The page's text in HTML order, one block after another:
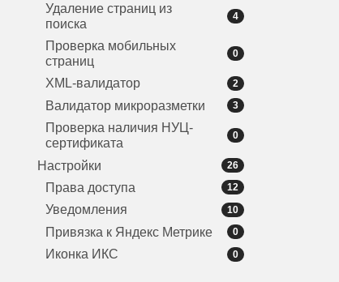
Удаление страниц из
поиска
4
Проверка мобильных
страниц
0
XML-валидатор 2
Валидатор микроразметки 3
Проверка наличия НУЦ-
сертификата
0
Настройки 26
Права доступа 12
Уведомления 10
Привязка к Яндекс Метрике 0
Иконка ИКС 0